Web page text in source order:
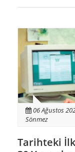
06 Ağustos
Sönmez
Tarihteki